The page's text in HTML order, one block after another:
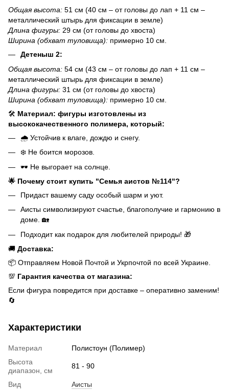
Общая высота: 51 см (40 см – от головы до лап + 11 см –
металлический штырь для фиксации в земле)
Длина фигуры: 29 см (от головы до хвоста)
Ширина (обхват туловища): примерно 10 см.
Детеныш 2:
Общая высота: 54 см (43 см – от головы до лап + 11 см –
металлический штырь для фиксации в земле)
Длина фигуры: 31 см (от головы до хвоста)
Ширина (обхват туловища): примерно 10 см.
🛠️ Материал: фигуры изготовлены из
высококачественного полимера, который:
🌧️ Устойчив к влаге, дождю и снегу.
❄️ Не боится морозов.
🕶️ Не выгорает на солнце.
🌟 Почему стоит купить "Семья аистов №114"?
Придаст вашему саду особый шарм и уют.
Аисты символизируют счастье, благополучие и гармонию в
доме. 🏡
Подходит как подарок для любителей природы! 🎁
🚚 Доставка:
📦 Отправляем Новой Почтой и Укрпочтой по всей Украине.
💯 Гарантия качества от магазина:
Если фигура повредится при доставке – оперативно заменим!
🔄
Характеристики
Материал
Полистоун (Полимер)
Высота
диапазон, см
81 - 90
Вид Аисты